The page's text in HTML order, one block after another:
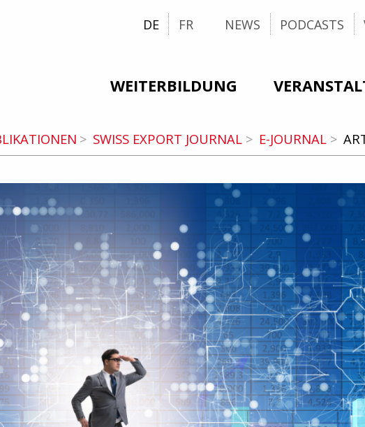
DE FR NEWS PODCASTS
WEITERBILDUNG
SWISS EXPORT JOURNAL E-JOURNAL